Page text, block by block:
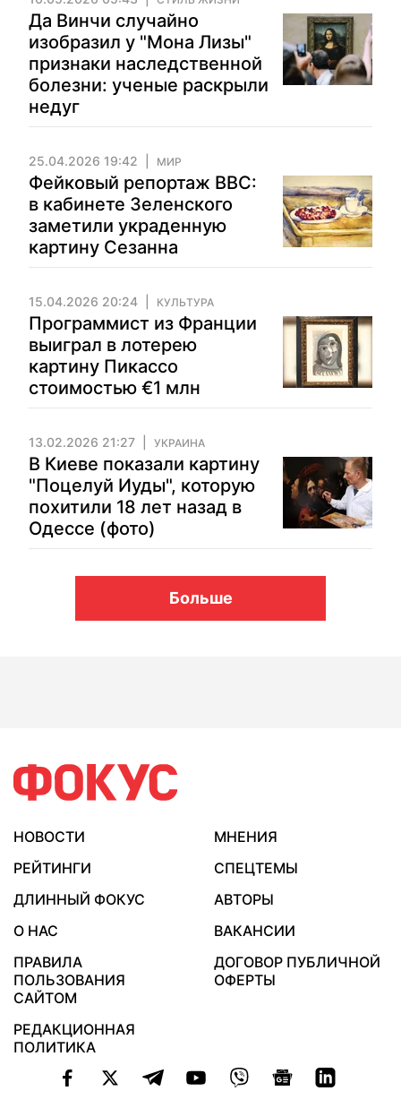
Да Винчи случайно
изобразил у "Мона Лизы"
признаки наследственной
болезни: ученые раскрыли
недуг
25.04.2026 19:42 МИР
Фейковый репортаж BBC:
в кабинете Зеленского
заметили украденную
картину Сезанна
15.04.2026 20:24 КУЛЬТУРА
Программист из Франции
выиграл в лотерею
картину Пикассо
стоимостью €1 млн
13.02.2026 21:27 УКРАИНА
В Киеве показали картину
"Поцелуй Иуды", которую
похитили 18 лет назад в
Одессе (фото)
Больше
НОВОСТИ
МНЕНИЯ
РЕЙТИНГИ
СПЕЦТЕМЫ
ДЛИННЫЙ ФОКУС
АВТОРЫ
О НАС
ВАКАНСИИ
ПРАВИЛА
ПОЛЬЗОВАНИЯ
САЙТОМ
ДОГОВОР ПУБЛИЧНОЙ
ОФЕРТЫ
РЕДАКЦИОННАЯ
ПОЛИТИКА